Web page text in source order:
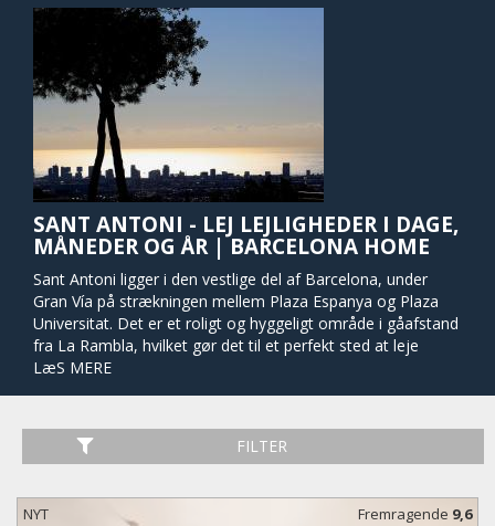
SANT ANTONI - LEJ LEJLIGHEDER I DAGE,
MÅNEDER OG ÅR | BARCELONA HOME
Sant Antoni ligger i den vestlige del af Barcelona, ​​under
Gran Vía på strækningen mellem Plaza Espanya og Plaza
Universitat. Det er et roligt og hyggeligt område i gåafstand
fra La Rambla, hvilket gør det til et perfekt sted at leje
lejlighed.
til alle slags fødevarer. Om søndagen er der også et
sekundært marked, hvor bogsælgere og frimærkesamlere
betagende bygning.
LæS MERE
FILTER
NYT Fremragende 9,6